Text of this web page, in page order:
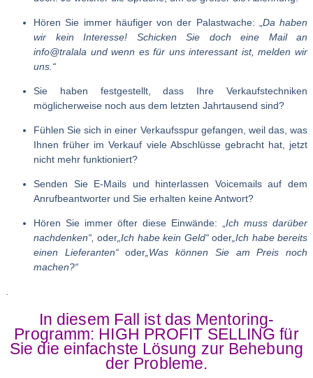
​Hören Sie immer häufiger von der Palastwache: „ Da haben
wir kein Interesse! Schicken Sie doch eine Mail an
info@tralala und wenn es für uns interessant ist, melden wir
uns.“
Sie haben festgestellt, dass Ihre Verkaufstechniken
möglicherweise noch aus dem letzten Jahrtausend sind?
Fühlen Sie sich in einer Verkaufsspur gefangen, weil das, was
Ihnen früher im Verkauf viele Abschlüsse gebracht hat, jetzt
nicht mehr funktioniert?
Senden Sie E-Mails und hinterlassen Voicemails auf dem
Anrufbeantworter und Sie erhalten keine Antwort?
Hören Sie immer öfter diese Einwände: „ Ich muss darüber
nachdenken“,oder „Ich habe kein Geld“oder „Ich habe bereits
einen Lieferanten“oder „Was können Sie am Preis noch
machen?“
In diesem Fall ist das Mentoring-
Programm: HIGH PROFIT SELLING für
Sie die einfachste Lösung zur Behebung
der Probleme.